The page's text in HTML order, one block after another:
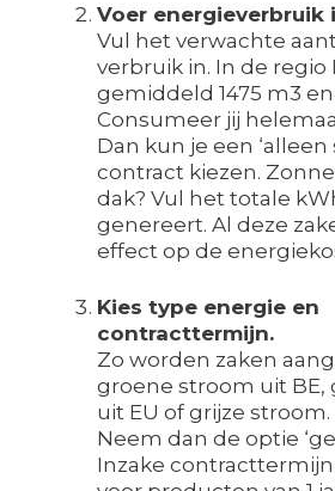
Voer energieverbruik
Vul het verwachte
verbruik in. In de regio
gemiddeld 1475 m3
Consumeer jij
Dan kun je een ‘alleen
contract kiezen.
dak? Vul het totale
genereert. Al deze
effect op de
Kies type energie en
contracttermijn.
Zo worden zaken
groene stroom uit BE,
uit EU of grijze
Neem dan de optie
Inzake